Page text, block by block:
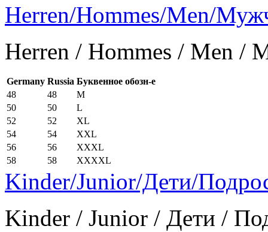
Herren/Hommes/Men/
Herren / Hommes / Men /
Germany Russia Буквенное обозн-е
48
48
M
50
50
L
52
52
XL
54
54
XXL
56
56
XXXL
58
58 XXXXL
Kinder/Junior/Дети/
Kinder / Junior / Дети /